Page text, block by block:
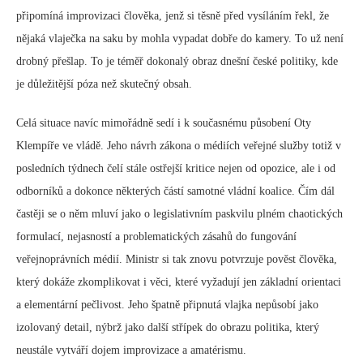
připomíná improvizaci člověka, jenž si těsně před vysíláním řekl, že
nějaká vlaječka na saku by mohla vypadat dobře do kamery. To už není
drobný přešlap. To je téměř dokonalý obraz dnešní české politiky, kde
je důležitější póza než skutečný obsah.
Celá situace navíc mimořádně sedí i k současnému působení Oty
Klempíře ve vládě. Jeho návrh zákona o médiích veřejné služby totiž v
posledních týdnech čelí stále ostřejší kritice nejen od opozice, ale i od
odborníků a dokonce některých částí samotné vládní koalice. Čím dál
častěji se o něm mluví jako o legislativním paskvilu plném chaotických
formulací, nejasností a problematických zásahů do fungování
veřejnoprávních médií. Ministr si tak znovu potvrzuje pověst člověka,
který dokáže zkomplikovat i věci, které vyžadují jen základní orientaci
a elementární pečlivost. Jeho špatně připnutá vlajka nepůsobí jako
izolovaný detail, nýbrž jako další střípek do obrazu politika, který
neustále vytváří dojem improvizace a amatérismu.